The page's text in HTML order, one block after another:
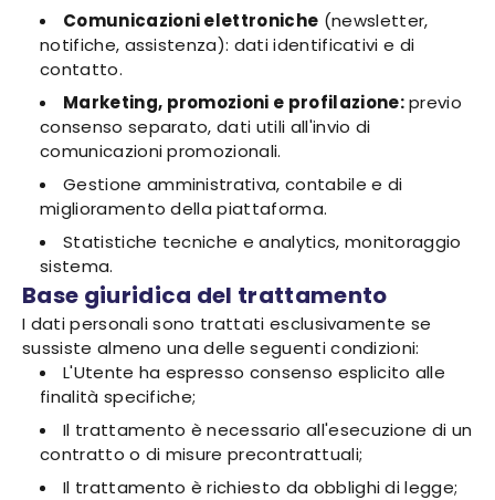
Comunicazioni elettroniche (newsletter,
notifiche, assistenza): dati identificativi e di
contatto.
Marketing, promozioni e profilazione:previo
consenso separato, dati utili all'invio di
comunicazioni promozionali.
Gestione amministrativa, contabile e di
miglioramento della piattaforma.
Statistiche tecniche e analytics, monitoraggio
sistema.
Base giuridica del trattamento
I dati personali sono trattati esclusivamente se
sussiste almeno una delle seguenti condizioni:
L'Utente ha espresso consenso esplicito alle
finalità specifiche;
Il trattamento è necessario all'esecuzione di un
contratto o di misure precontrattuali;
Il trattamento è richiesto da obblighi di legge;